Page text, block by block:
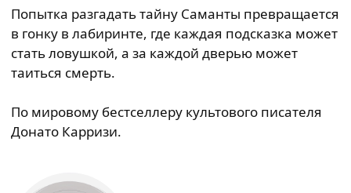
Попытка разгадать тайну Саманты превращается
в гонку в лабиринте, где каждая подсказка может
стать ловушкой, а за каждой дверью может
таиться смерть.
По мировому бестселлеру культового писателя
Донато Карризи.